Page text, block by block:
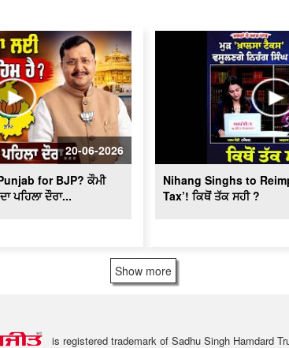
20-06-2026
for BJP? ਕੌਮੀ
ਪਹਿਲਾ ਦੌਰਾ...
Nihang Singhs to
Tax’! ਕਿਥੋਂ ਤੱਕ ਸਹੀ ?
Show more
is registered trademark of Sadhu Singh Hamdard